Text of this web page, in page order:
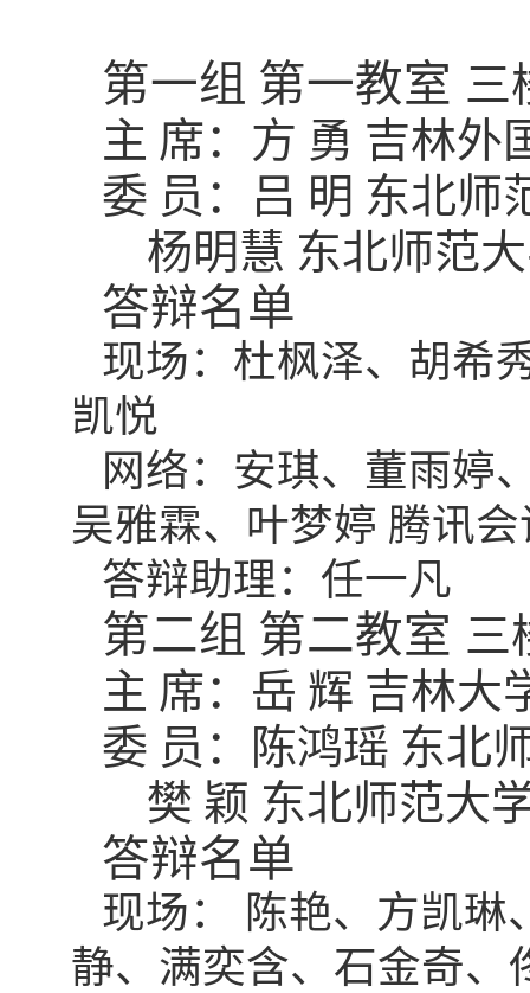
第一组 第一教室 三
主 席：方 勇 吉林外
委 员：吕 明 东北师
杨明慧 东北师范
答辩名单
现场：杜枫泽、胡希
凯悦
网络：安琪、董雨婷
吴雅霖、叶梦婷 腾讯
答辩助理：任一凡
第二组 第二教室 三
主 席：岳 辉 吉林大
委 员：陈鸿瑶 东北
樊 颖 东北师范大
答辩名单
现场： 陈艳、方凯琳
静、满奕含、石金奇、